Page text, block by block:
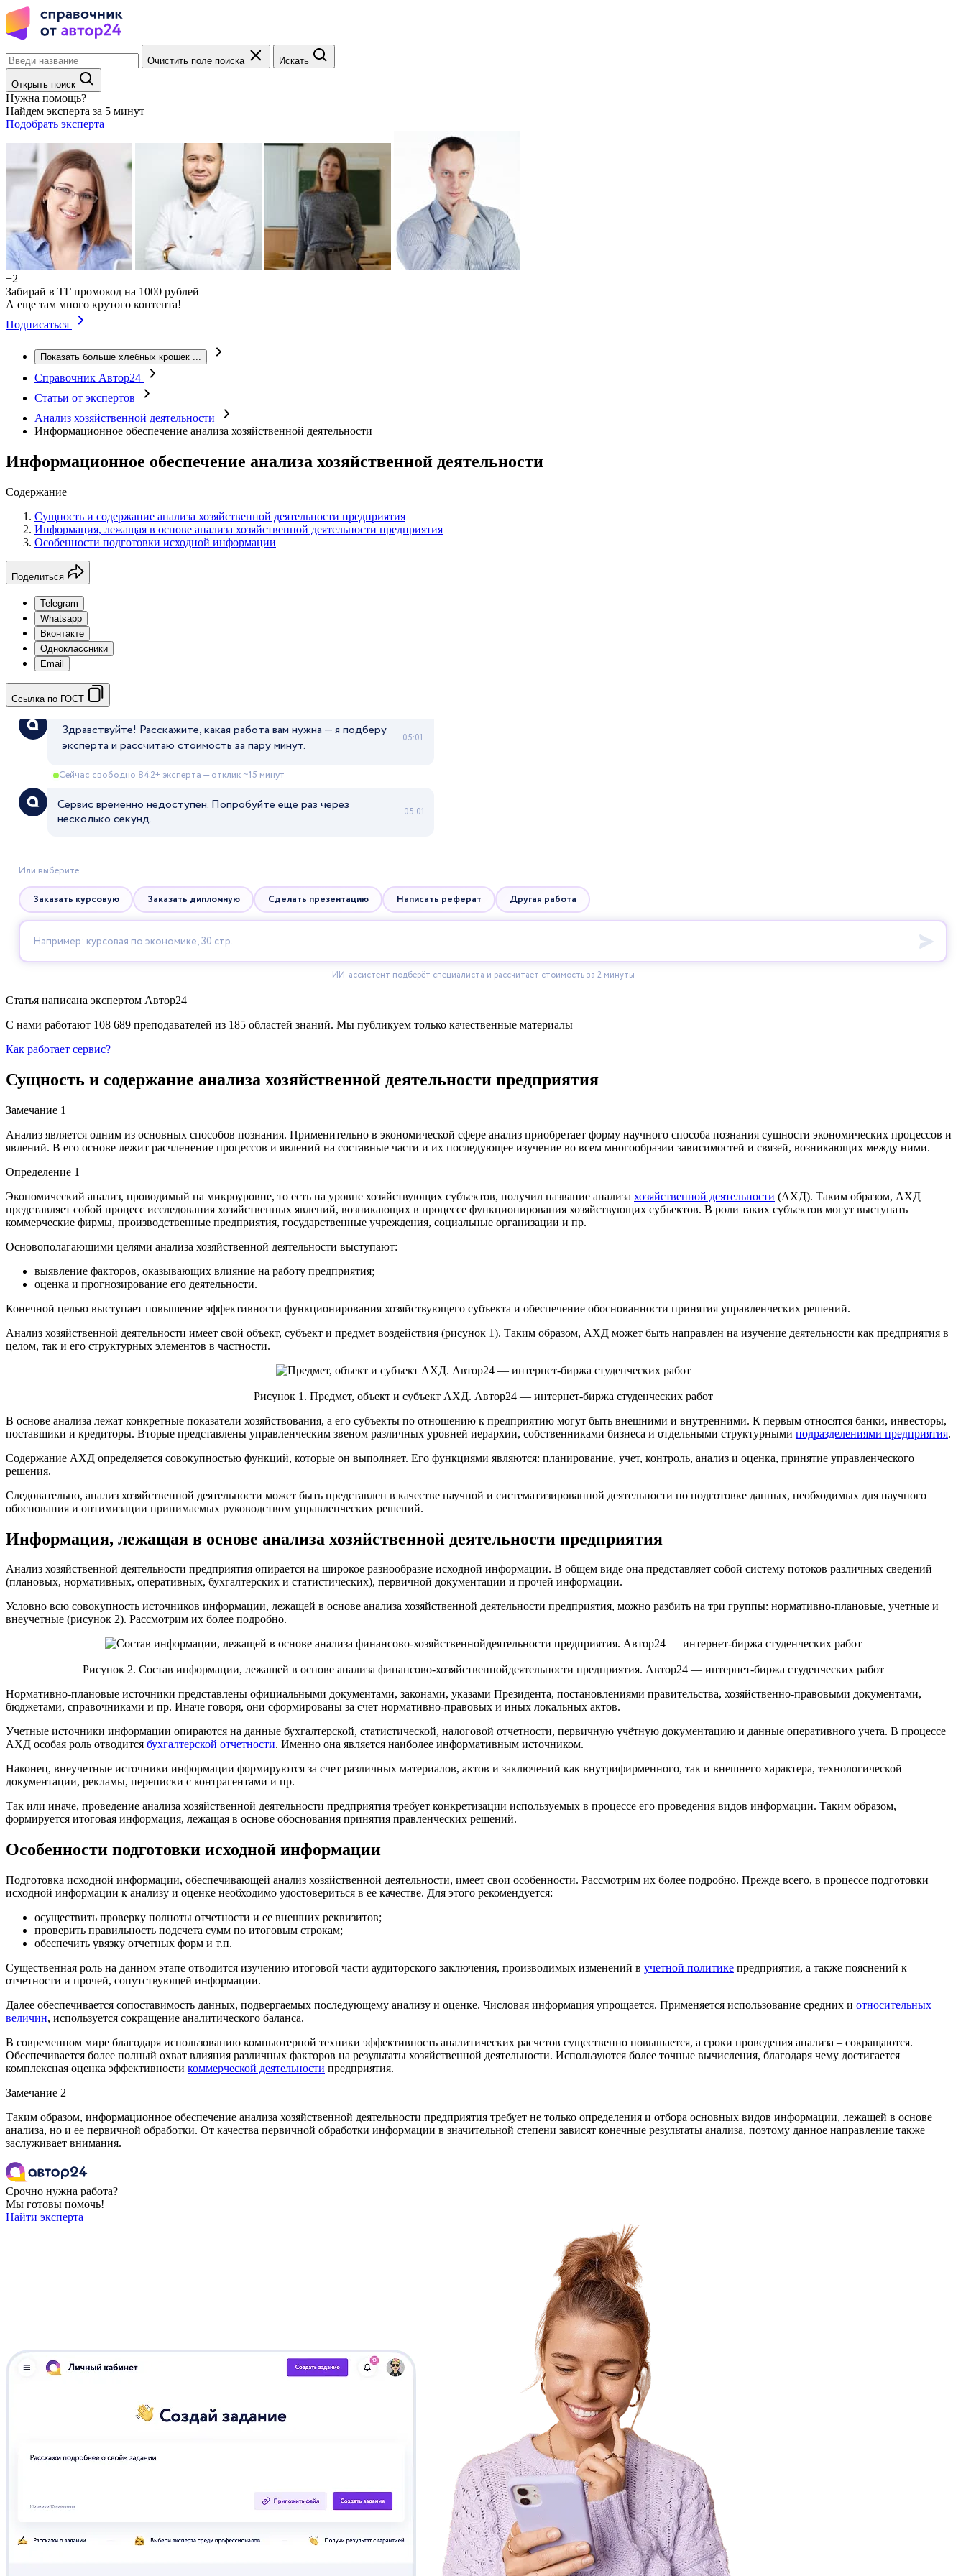
Очистить поле поиска Искать
Открыть поиск
Нужна помощь?
Найдем эксперта за 5 минут
Подобрать эксперта
+2
Забирай в ТГ промокод на 1000 рублей
А еще там много крутого контента!
Подписаться
Показать больше хлебных крошек ...
Справочник Автор24
Статьи от экспертов
Анализ хозяйственной деятельности
Информационное обеспечение анализа хозяйственной деятельности
Информационное обеспечение анализа хозяйственной деятельности
Содержание
Сущность и содержание анализа хозяйственной деятельности предприятия
Информация, лежащая в основе анализа хозяйственной деятельности предприятия
Особенности подготовки исходной информации
Поделиться
Telegram
Whatsapp
Вконтакте
Одноклассники
Email
Ссылка по ГОСТ
Статья написана экспертом Автор24
С нами работают 108 689 преподавателей из 185 областей знаний. Мы публикуем только качественные материалы
Как работает сервис?
Сущность и содержание анализа хозяйственной деятельности предприятия
Замечание 1
Анализ является одним из основных способов познания. Применительно в экономической сфере анализ приобретает форму научного способа познания сущности экономических процессов и
явлений. В его основе лежит расчленение процессов и явлений на составные части и их последующее изучение во всем многообразии зависимостей и связей, возникающих между ними.
Определение 1
Экономический анализ, проводимый на микроуровне, то есть на уровне хозяйствующих субъектов, получил название анализа хозяйственной деятельности (АХД). Таким образом, АХД
представляет собой процесс исследования хозяйственных явлений, возникающих в процессе функционирования хозяйствующих субъектов. В роли таких субъектов могут выступать
коммерческие фирмы, производственные предприятия, государственные учреждения, социальные организации и пр.
Основополагающими целями анализа хозяйственной деятельности выступают:
выявление факторов, оказывающих влияние на работу предприятия;
оценка и прогнозирование его деятельности.
Конечной целью выступает повышение эффективности функционирования хозяйствующего субъекта и обеспечение обоснованности принятия управленческих решений.
Анализ хозяйственной деятельности имеет свой объект, субъект и предмет воздействия (рисунок 1). Таким образом, АХД может быть направлен на изучение деятельности как предприятия в
целом, так и его структурных элементов в частности.
Рисунок 1. Предмет, объект и субъект АХД. Автор24 — интернет-биржа студенческих работ
В основе анализа лежат конкретные показатели хозяйствования, а его субъекты по отношению к предприятию могут быть внешними и внутренними. К первым относятся банки, инвесторы,
поставщики и кредиторы. Вторые представлены управленческим звеном различных уровней иерархии, собственниками бизнеса и отдельными структурными подразделениями предприятия.
Содержание АХД определяется совокупностью функций, которые он выполняет. Его функциями являются: планирование, учет, контроль, анализ и оценка, принятие управленческого
решения.
Следовательно, анализ хозяйственной деятельности может быть представлен в качестве научной и систематизированной деятельности по подготовке данных, необходимых для научного
обоснования и оптимизации принимаемых руководством управленческих решений.
Информация, лежащая в основе анализа хозяйственной деятельности предприятия
Анализ хозяйственной деятельности предприятия опирается на широкое разнообразие исходной информации. В общем виде она представляет собой систему потоков различных сведений
(плановых, нормативных, оперативных, бухгалтерских и статистических), первичной документации и прочей информации.
Условно всю совокупность источников информации, лежащей в основе анализа хозяйственной деятельности предприятия, можно разбить на три группы: нормативно-плановые, учетные и
внеучетные (рисунок 2). Рассмотрим их более подробно.
Рисунок 2. Состав информации, лежащей в основе анализа финансово-хозяйственнойдеятельности предприятия. Автор24 — интернет-биржа студенческих работ
Нормативно-плановые источники представлены официальными документами, законами, указами Президента, постановлениями правительства, хозяйственно-правовыми документами,
бюджетами, справочниками и пр. Иначе говоря, они сформированы за счет нормативно-правовых и иных локальных актов.
Учетные источники информации опираются на данные бухгалтерской, статистической, налоговой отчетности, первичную учётную документацию и данные оперативного учета. В процессе
АХД особая роль отводится бухгалтерской отчетности. Именно она является наиболее информативным источником.
Наконец, внеучетные источники информации формируются за счет различных материалов, актов и заключений как внутрифирменного, так и внешнего характера, технологической
документации, рекламы, переписки с контрагентами и пр.
Так или иначе, проведение анализа хозяйственной деятельности предприятия требует конкретизации используемых в процессе его проведения видов информации. Таким образом,
формируется итоговая информация, лежащая в основе обоснования принятия правленческих решений.
Особенности подготовки исходной информации
Подготовка исходной информации, обеспечивающей анализ хозяйственной деятельности, имеет свои особенности. Рассмотрим их более подробно. Прежде всего, в процессе подготовки
исходной информации к анализу и оценке необходимо удостовериться в ее качестве. Для этого рекомендуется:
осуществить проверку полноты отчетности и ее внешних реквизитов;
проверить правильность подсчета сумм по итоговым строкам;
обеспечить увязку отчетных форм и т.п.
Существенная роль на данном этапе отводится изучению итоговой части аудиторского заключения, производимых изменений в учетной политике предприятия, а также пояснений к
отчетности и прочей, сопутствующей информации.
Далее обеспечивается сопоставимость данных, подвергаемых последующему анализу и оценке. Числовая информация упрощается. Применяется использование средних и относительных
величин, используется сокращение аналитического баланса.
В современном мире благодаря использованию компьютерной техники эффективность аналитических расчетов существенно повышается, а сроки проведения анализа – сокращаются.
Обеспечивается более полный охват влияния различных факторов на результаты хозяйственной деятельности. Используются более точные вычисления, благодаря чему достигается
комплексная оценка эффективности коммерческой деятельности предприятия.
Замечание 2
Таким образом, информационное обеспечение анализа хозяйственной деятельности предприятия требует не только определения и отбора основных видов информации, лежащей в основе
анализа, но и ее первичной обработки. От качества первичной обработки информации в значительной степени зависят конечные результаты анализа, поэтому данное направление также
заслуживает внимания.
Срочно нужна работа?
Мы готовы помочь!
Найти эксперта